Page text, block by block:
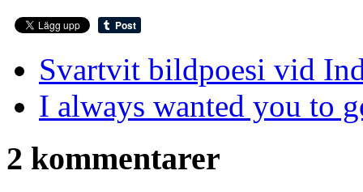
Svartvit bildpoesi vid
I always wanted you to
2 kommentarer